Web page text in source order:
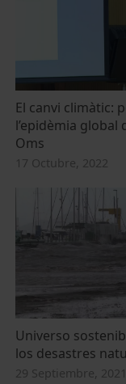
El canvi climàtic:
l’epidèmia global
Oms
17 Octubre, 2022
Universo
los desastres
29 Septiembre, 2021